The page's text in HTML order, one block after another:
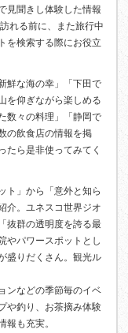
見聞きし体験した情報
れる前に、また旅行中
を検索する際にお役立
鮮な海の幸」「下田で
を仰ぎながら楽しめる
数々の料理」「静岡で
の飲食店の情報を掲
たら是非使ってみてく
ト」から「意外と知ら
介。ユネスコ世界ジオ
抜群の透明度を誇る最
やパワースポットとし
盛りだくさん。観光ル
ンなどの季節毎のイベ
や釣り、お茶摘み体験
報も充実。